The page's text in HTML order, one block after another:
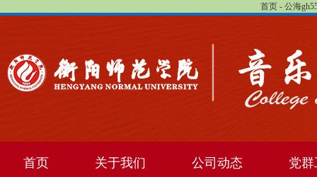
首页 - 公海
首页 关于我们 公司动态 党